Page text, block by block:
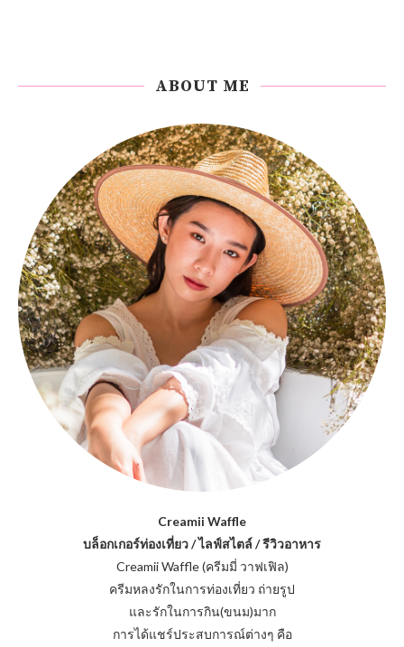
ABOUT ME
Creamii Waffle
บล็อกเกอร์ท่องเที่ยว / ไลฟ์สไตล์ / รีวิวอาหาร
Creamii Waffle (ครีมมี่ วาฟเฟิล)
ครีมหลงรักในการท่องเที่ยว ถ่ายรูป
และรักในการกิน(ขนม)มาก
การได้แชร์ประสบการณ์ต่างๆ คือ